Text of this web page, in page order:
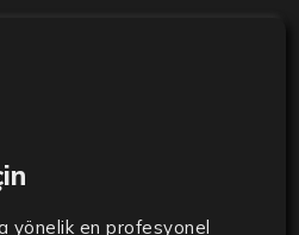
yönelik en profesyonel